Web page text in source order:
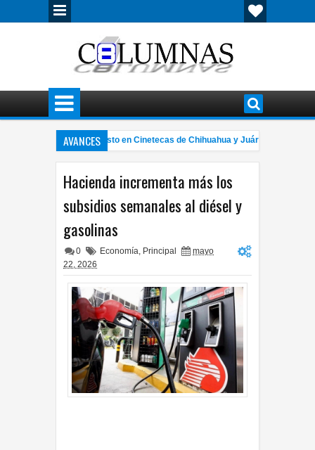
AVANCES
de cine gratuito en agosto en Cinetecas de Chihuahua y Juárez
Hacienda incrementa más los
subsidios semanales al diésel y
gasolinas
0 Economía, Principal
mayo
22, 2026